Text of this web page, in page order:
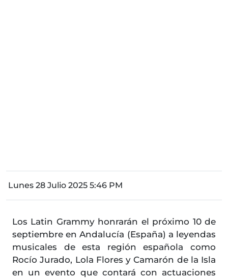
Lunes 28 Julio 2025 5:46 PM
Los Latin Grammy honrarán el próximo 10 de
septiembre en Andalucía (España) a leyendas
musicales de esta región española como
Rocío Jurado, Lola Flores y Camarón de la Isla
en un evento que contará con actuaciones